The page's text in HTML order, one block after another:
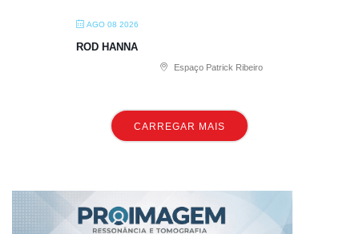
AGO 08 2026
ROD HANNA
Espaço Patrick Ribeiro
CARREGAR MAIS